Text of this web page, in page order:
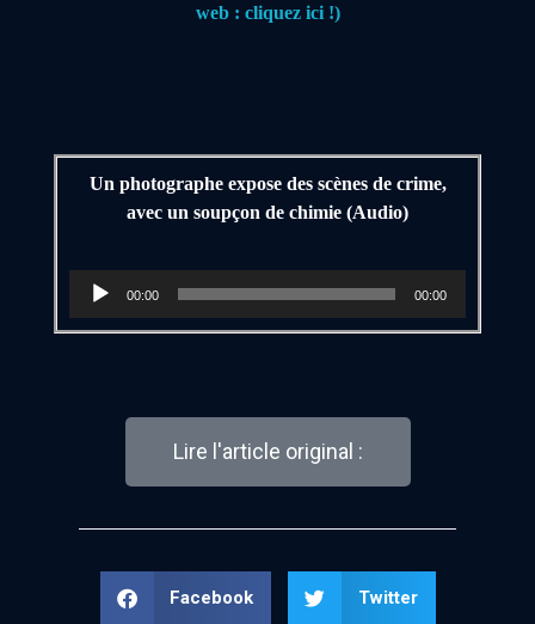
web : cliquez ici !)
Un photographe expose des scènes de crime,
avec un soupçon de chimie (Audio)
Lecteur
00:00 00:00
Lire l'article original :
Facebook Twitter